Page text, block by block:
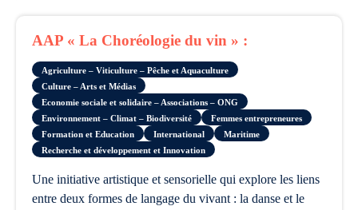
AAP « La Choréologie du vin » :
Agriculture – Viticulture – Pêche et Aquaculture
Culture – Arts et Médias
Economie sociale et solidaire – Associations – ONG
Environnement – Climat – Biodiversité
Femmes entrepreneures
Formation et Education
International
Maritime
Recherche et développement et Innovation
une initiative artistique et sensorielle qui explore les liens
entre deux formes de langage du vivant : la danse et le